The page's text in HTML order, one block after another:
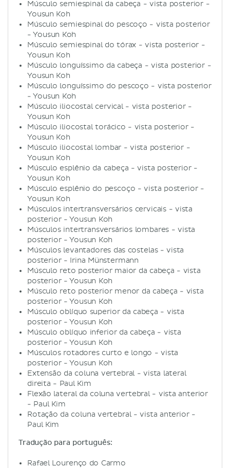
Músculo semiespinal da cabeça - vista posterior -
Yousun Koh
Músculo semiespinal do pescoço - vista posterior
- Yousun Koh
Músculo semiespinal do tórax - vista posterior -
Yousun Koh
Músculo longuíssimo da cabeça - vista posterior -
Yousun Koh
Músculo longuíssimo do pescoço - vista posterior
- Yousun Koh
Músculo iliocostal cervical - vista posterior -
Yousun Koh
Músculo iliocostal torácico - vista posterior -
Yousun Koh
Músculo iliocostal lombar - vista posterior -
Yousun Koh
Músculo esplênio da cabeça - vista posterior -
Yousun Koh
Músculo esplênio do pescoço - vista posterior -
Yousun Koh
Músculos intertransversários cervicais - vista
posterior - Yousun Koh
Músculos intertransversários lombares - vista
posterior - Yousun Koh
Músculos levantadores das costelas - vista
posterior - Irina Münstermann
Músculo reto posterior maior da cabeça - vista
posterior - Yousun Koh
Músculo reto posterior menor da cabeça - vista
posterior - Yousun Koh
Músculo oblíquo superior da cabeça - vista
posterior - Yousun Koh
Músculo oblíquo inferior da cabeça - vista
posterior - Yousun Koh
Músculos rotadores curto e longo - vista
posterior - Yousun Koh
Extensão da coluna vertebral - vista lateral
direita - Paul Kim
Flexão lateral da coluna vertebral - vista anterior
- Paul Kim
Rotação da coluna vertebral - vista anterior -
Paul Kim
Tradução para português:
Rafael Lourenço do Carmo